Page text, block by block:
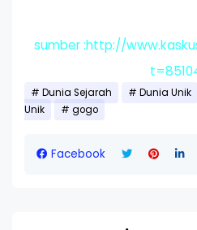
sumber :http://
Dunia Sejarah Dunia Unik
Unik
gogo
Facebook